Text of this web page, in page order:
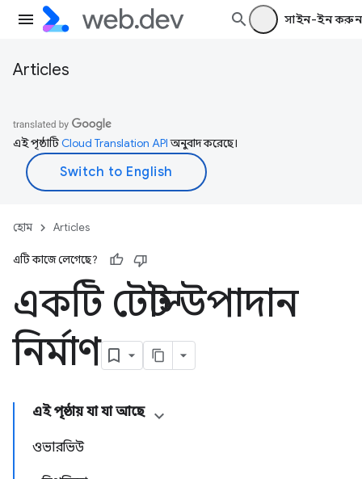
সাইন-ইন করুন
Articles
এই পৃষ্ঠাটিCloud Translation APIঅনুবাদ করেছে।
হোম Articles
এটি কাজে লেগেছে?
একটি টোস্ট উপাদান
নির্মাণ
এই পৃষ্ঠায় যা যা আছে
ওভারভিউ